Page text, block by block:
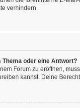
verhindern.
oder eine Antwort?
Forum zu eröffnen,
kannst. Deine